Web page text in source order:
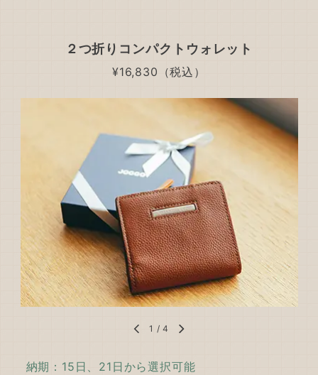
２つ折りコンパクトウォレット
¥16,830（税込）
1 / 4
納期：15日、21日から選択可能